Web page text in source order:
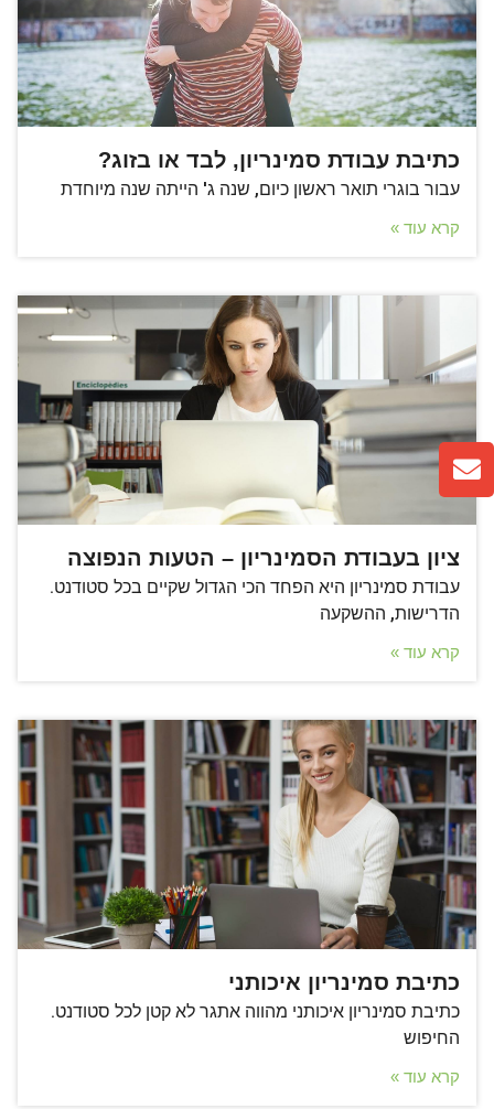
כתיבת עבודת סמינריון, לבד או בזוג?
עבור בוגרי תואר ראשון כיום, שנה ג' הייתה שנה מיוחדת
קרא עוד »
ציון בעבודת הסמינריון – הטעות הנפוצה
עבודת סמינריון היא הפחד הכי הגדול שקיים בכל סטודנט.
הדרישות, ההשקעה
קרא עוד »
כתיבת סמינריון איכותני
כתיבת סמינריון איכותני מהווה אתגר לא קטן לכל סטודנט.
החיפוש
קרא עוד »